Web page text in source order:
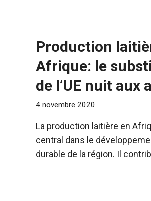
Production
Afrique: le
de l’UE nuit
4 novembre 2020
La production laitière en
central dans le
durable de la région. Il